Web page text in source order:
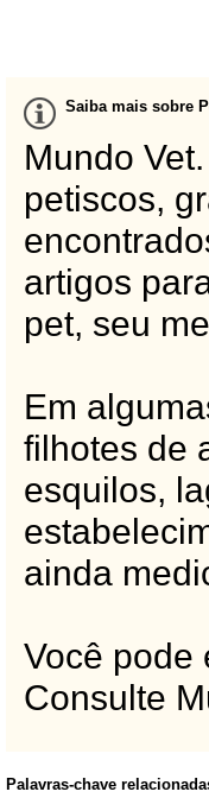
Saiba mais sobre
Mundo
petiscos,
artigos
pet, seu
Em
filhotes de
esquilos,
ainda
Você pode
Consulte
Palavras-chave